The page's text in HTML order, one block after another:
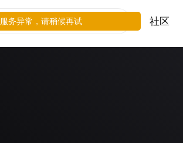
社区
服务异常，请稍候再试